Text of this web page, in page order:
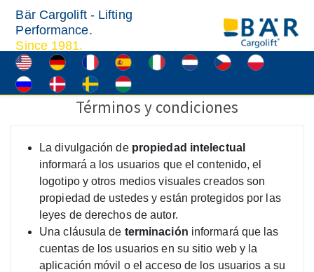
Bär Cargolift - Lifting
Performance.
Since 1981.
Términos y condiciones
La divulgación de propiedad intelectual
informará a los usuarios que el contenido, el
logotipo y otros medios visuales creados son
propiedad de ustedes y están protegidos por las
leyes de derechos de autor.
Una cláusula de terminación informará que las
cuentas de los usuarios en su sitio web y la
aplicación móvil o el acceso de los usuarios a su